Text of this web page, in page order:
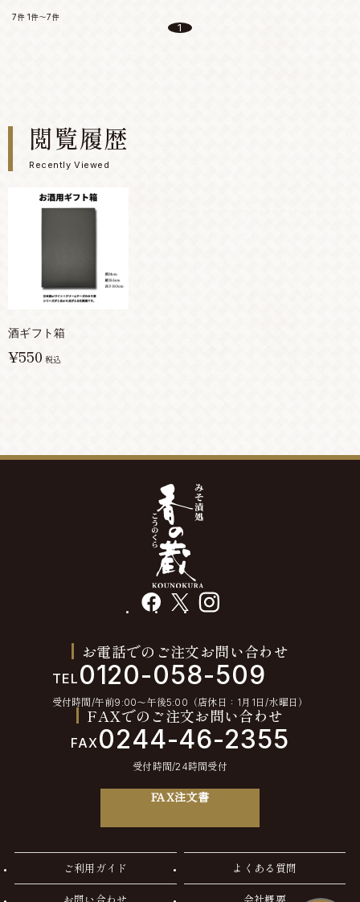
7件 1件～7件
1
閲覧履歴
Recently Viewed
酒ギフト箱
¥550 税込
facebook instagram
お電話でのご注文お問い合わせ
TEL 0120-058-509
受付時間/午前9:00〜午後5:00（店休日：1月1日/水曜日）
FAXでのご注文お問い合わせ
FAX0244-46-2355
受付時間/24時間受付
FAX注文書
ご利用ガイド よくある質問